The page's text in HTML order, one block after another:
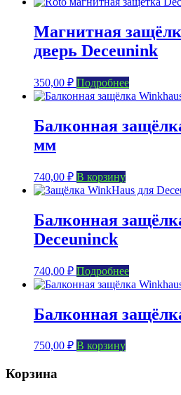
Магнитная
дверь Deceunink
350,00 ₽ Подробнее
Балконная
мм
740,00 ₽ В корзину
Балконная
Deceuninck
740,00 ₽ Подробнее
Балконная
750,00 ₽ В корзину
Корзина